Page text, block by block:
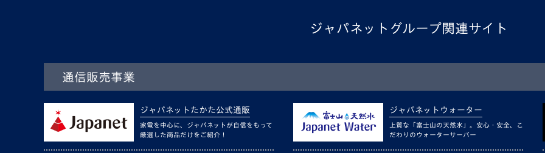
ジャパネットグループ関連サイト
通信販売事業
ジャパネットたかた公式通販
家電を中心に、ジャパネットが自信をもって
厳選した商品だけをご紹介！
ジャパネットウォーター
上質な「富士山の天然水」。安心・安全、こ
だわりのウォーターサーバー